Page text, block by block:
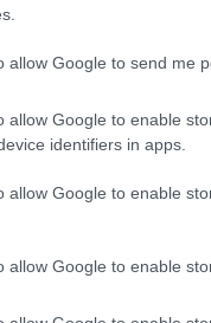
allow Google to send me
allow Google to enable
identifiers in apps.
allow Google to enable
allow Google to enable